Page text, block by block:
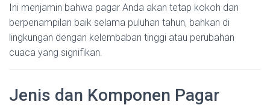
Ini menjamin bahwa pagar Anda akan tetap kokoh dan
berpenampilan baik selama puluhan tahun, bahkan di
lingkungan dengan kelembaban tinggi atau perubahan
cuaca yang signifikan.
Jenis dan Komponen Pagar